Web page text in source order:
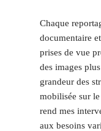
Chaque
documentaire
prises de vue
des images
grandeur des
mobilisée sur
rend mes
aux besoins